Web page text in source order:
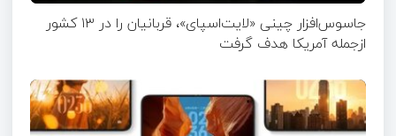
جاسوس‌افزار چینی «لایت‌اسپای»، قربانیان را در ۱۳ کشور
ازجمله آمریکا هدف گرفت